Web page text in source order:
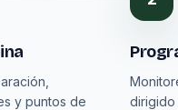
y puntos de
dirigido